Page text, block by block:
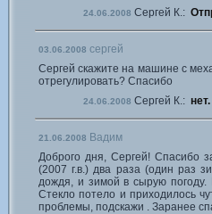
24.06.2008 Сергей К.:
03.06.2008 сергей
Сергей скажите на машине с
отрегулировать? Спасибо
24.06.2008 Сергей К.: нет.
21.06.2008 Вадим
Доброго дня, Сергей! Спасибо
(2007 г.в.) два раза (один раз
дождя, и зимой в сырую погоду.
Стекло потело и приходилось
проблемы, подскажи . Заранее